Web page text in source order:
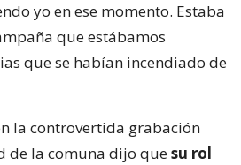
yo en ese momento. Estaba
que estábamos
que se habían incendiado de
la controvertida grabación
de la comuna dijo quesu rol